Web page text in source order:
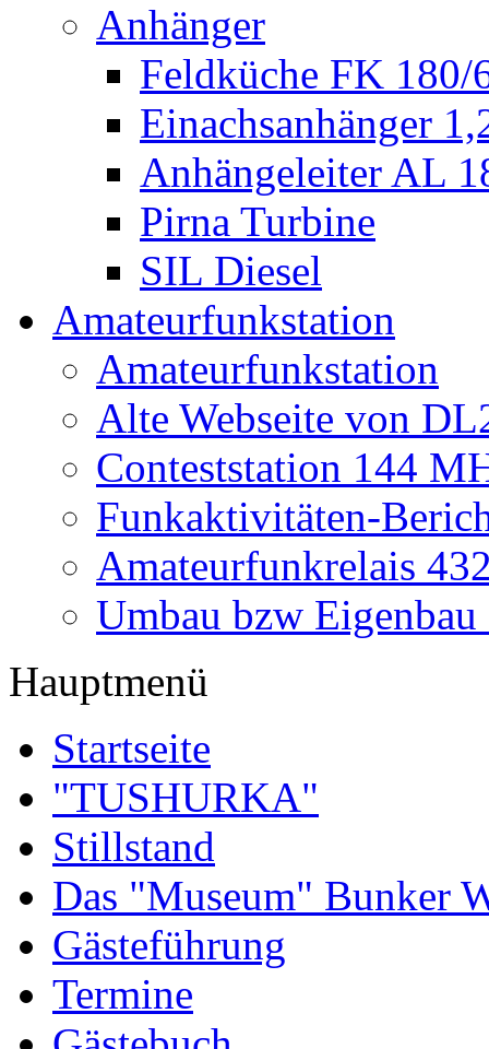
Anhänger
Feldküche FK 180/
Einachsanhänger
Anhängeleiter AL
Pirna Turbine
SIL Diesel
Amateurfunkstation
Amateurfunkstation
Alte Webseite von
Conteststation 144
Funkaktivitäten-
Amateurfunkrelais
Umbau bzw
Hauptmenü
Startseite
"TUSHURKA"
Stillstand
Das "Museum" Bunker
Gästeführung
Termine